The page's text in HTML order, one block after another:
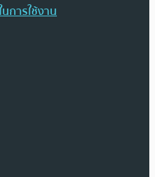
การใช้งาน